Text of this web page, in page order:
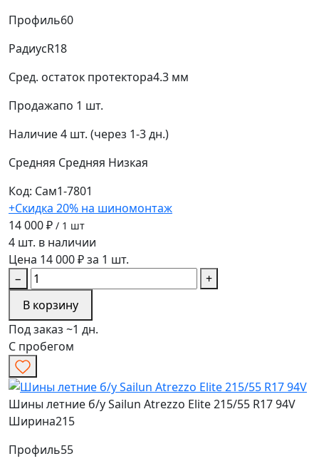
Профиль60
РадиусR18
Сред. остаток протектора4.3 мм
Продажапо 1 шт.
Наличие4 шт. (через 1-3 дн.)
Средняя Средняя Низкая
Код: Сам1-7801
+Скидка 20% на шиномонтаж
14 000 ₽ / 1 шт
4 шт. в наличии
Цена 14 000 ₽ за 1 шт.
−
+
В корзину
Под заказ ~1 дн.
С пробегом
Шины летние б/у Sailun Atrezzo Elite 215/55 R17 94V
Ширина215
Профиль55